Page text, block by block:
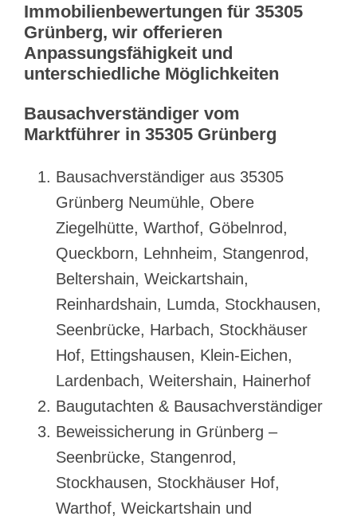
Immobilienbewertungen für 35305
Grünberg, wir offerieren
Anpassungsfähigkeit und
unterschiedliche Möglichkeiten
Bausachverständiger vom
Marktführer in 35305 Grünberg
Bausachverständiger aus 35305
Grünberg Neumühle, Obere
Ziegelhütte, Warthof, Göbelnrod,
Queckborn, Lehnheim, Stangenrod,
Beltershain, Weickartshain,
Reinhardshain, Lumda, Stockhausen,
Seenbrücke, Harbach, Stockhäuser
Hof, Ettingshausen, Klein-Eichen,
Lardenbach, Weitershain, Hainerhof
Baugutachten & Bausachverständiger
Beweissicherung in Grünberg –
Seenbrücke, Stangenrod,
Stockhausen, Stockhäuser Hof,
Warthof, Weickartshain und